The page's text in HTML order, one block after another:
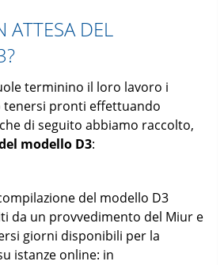
ATTESA DEL
terminino il loro lavoro i
tenersi pronti effettuando
di seguito abbiamo raccolto,
modello D3:
del modello D3
da un provvedimento del Miur e
giorni disponibili per la
istanze online: in